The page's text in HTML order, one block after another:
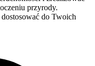
przyrody.
do Twoich